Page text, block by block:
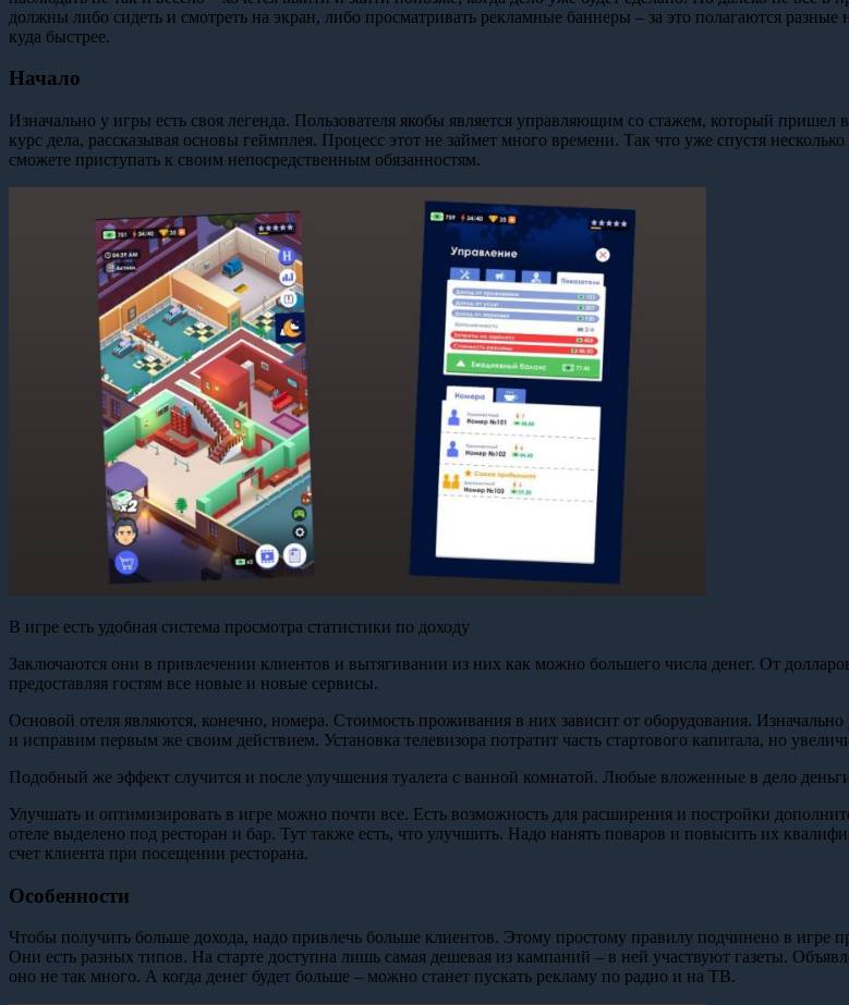
должны либо сидеть и смотреть на экран, либо просматривать рекламные баннеры – за это полагаются
куда быстрее.
Начало
Изначально у игры есть своя легенда. Пользователя якобы является управляющим со стажем, который
курс дела, рассказывая основы геймплея. Процесс этот не займет много времени. Так что уже спустя
сможете приступать к своим непосредственным обязанностям.
В игре есть удобная система просмотра статистики по доходу
Заключаются они в привлечении клиентов и вытягивании из них как можно большего числа денег. От
предоставляя гостям все новые и новые сервисы.
Основой отеля являются, конечно, номера. Стоимость проживания в них зависит от оборудования.
и исправим первым же своим действием. Установка телевизора потратит часть стартового капитала, но
Подобный же эффект случится и после улучшения туалета с ванной комнатой. Любые вложенные в дело
Улучшать и оптимизировать в игре можно почти все. Есть возможность для расширения и постройки
отеле выделено под ресторан и бар. Тут также есть, что улучшить. Надо нанять поваров и повысить их
счет клиента при посещении ресторана.
Особенности
Чтобы получить больше дохода, надо привлечь больше клиентов. Этому простому правилу подчинено в игре
Они есть разных типов. На старте доступна лишь самая дешевая из кампаний – в ней участвуют газеты.
оно не так много. А когда денег будет больше – можно станет пускать рекламу по радио и на ТВ.